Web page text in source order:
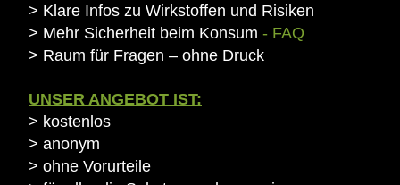
> Klare Infos zu Wirkstoffen und Risiken
> Mehr Sicherheit beim Konsum - FAQ
> Raum für Fragen – ohne Druck
UNSER ANGEBOT IST:
> kostenlos
> anonym
> ohne Vorurteile